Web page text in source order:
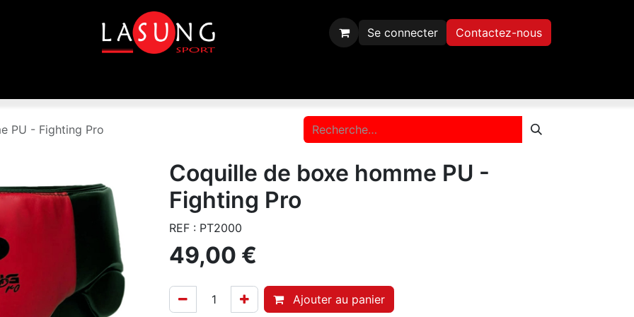
Se connecter Contactez-nous
PU - Fighting Pro
Coquille de boxe homme PU -
Fighting Pro
REF : PT2000
49,00 €
Ajouter au panier